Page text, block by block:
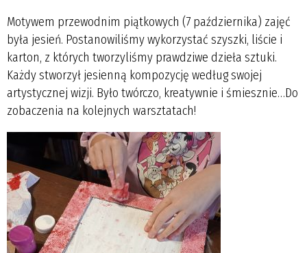
Motywem przewodnim piątkowych (7 października) zajęć
była jesień. Postanowiliśmy wykorzystać szyszki, liście i
karton, z których tworzyliśmy prawdziwe dzieła sztuki.
Każdy stworzył jesienną kompozycję według swojej
artystycznej wizji. Było twórczo, kreatywnie i śmiesznie…Do
zobaczenia na kolejnych warsztatach!